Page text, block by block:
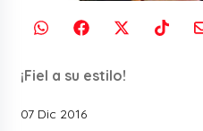
¡Fiel a su estilo!
07 Dic 2016